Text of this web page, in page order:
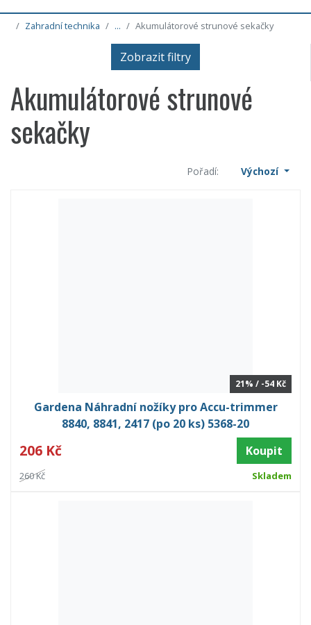
Zahradní technika ... Akumulátorové strunové sekačky
Zobrazit filtry
Akumulátorové strunové
sekačky
Pořadí: Výchozí
21% / -54 Kč
Gardena Náhradní nožíky pro Accu-trimmer
8840, 8841, 2417 (po 20 ks) 5368-20
206 Kč Koupit
260 Kč Skladem